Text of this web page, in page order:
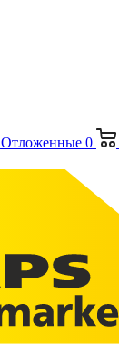
Отложенные 0